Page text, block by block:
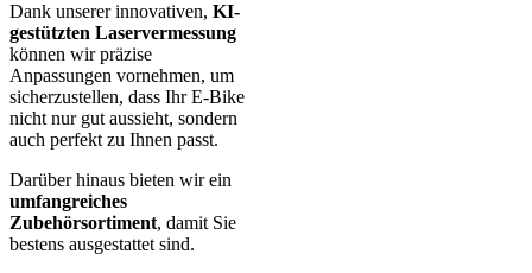
Dank unserer innovativen, KI-
gestützten Laservermessung
können wir präzise
Anpassungen vornehmen, um
sicherzustellen, dass Ihr E-Bike
nicht nur gut aussieht, sondern
auch perfekt zu Ihnen passt.
Darüber hinaus bieten wir ein
umfangreiches
Zubehörsortiment, damit Sie
bestens ausgestattet sind.